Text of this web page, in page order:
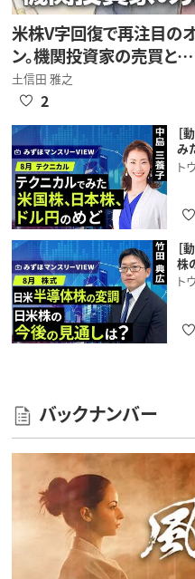
米株V字回復で再注目の
ン。機関投資家の売買と…
土信田 雅之
2
［
み
ト
［
株
ト
バックナンバー